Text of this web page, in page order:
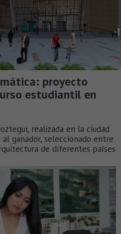
proyecto
estudiantil en
realizada en la ciudad
al ganador, seleccionado entre
de diferentes países